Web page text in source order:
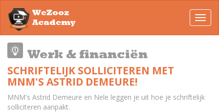
WeZooz
Academy
Werk & financiën
SCHRIFTELIJK SOLLICITEREN MET
MNM'S ASTRID DEMEURE!
MNM's Astrid Demeure en Nele leggen je uit hoe je schriftelijk
solliciteren aanpakt.